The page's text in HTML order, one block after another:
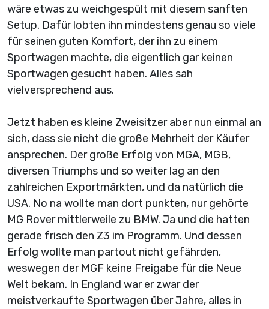
wäre etwas zu weichgespült mit diesem sanften
Setup. Dafür lobten ihn mindestens genau so viele
für seinen guten Komfort, der ihn zu einem
Sportwagen machte, die eigentlich gar keinen
Sportwagen gesucht haben. Alles sah
vielversprechend aus.
Jetzt haben es kleine Zweisitzer aber nun einmal an
sich, dass sie nicht die große Mehrheit der Käufer
ansprechen. Der große Erfolg von MGA, MGB,
diversen Triumphs und so weiter lag an den
zahlreichen Exportmärkten, und da natürlich die
USA. No na wollte man dort punkten, nur gehörte
MG Rover mittlerweile zu BMW. Ja und die hatten
gerade frisch den Z3 im Programm. Und dessen
Erfolg wollte man partout nicht gefährden,
weswegen der MGF keine Freigabe für die Neue
Welt bekam. In England war er zwar der
meistverkaufte Sportwagen über Jahre, alles in